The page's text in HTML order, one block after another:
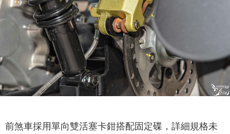
前煞車採用單向雙活塞卡鉗搭配固定碟，詳細規格未